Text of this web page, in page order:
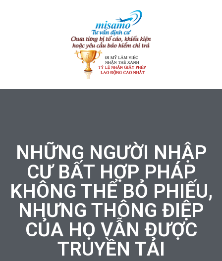
NHỮNG NGƯỜI NHẬP
CƯ BẤT HỢP PHÁP
KHÔNG THỂ BỎ PHIẾU,
NHƯNG THÔNG ĐIỆP
CỦA HỌ VẪN ĐƯỢC
TRUYỀN TẢI